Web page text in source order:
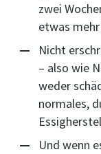
zwei
etwas
Nicht
– also wie
weder
normales,
Und wenn